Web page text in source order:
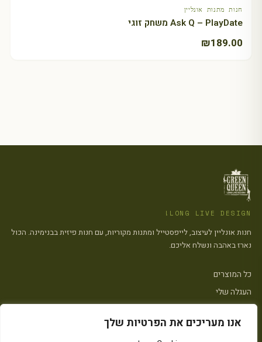
אנו מעריכים את הפרטיות שלך
חנות מתנות אונליין
Ask Q – PlayDate משחק זוגי
₪189.00
LONG LIVE DESIGN!
חנות אונליין לעיצוב, לייפסטייל ומתנות מקוריות, עם חנות פיזית בבנימינה. הכול
נארז באהבה ונשלח אליכם.
כל המוצרים
העגלה שלי